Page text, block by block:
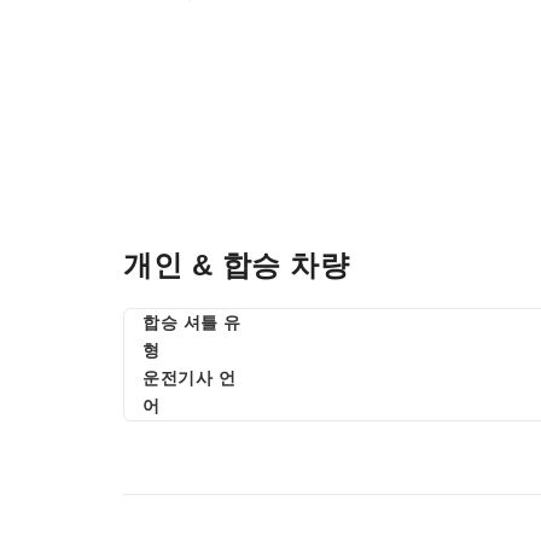
개인 & 합승 차량
합승 셔틀 유
형
운전기사 언
어